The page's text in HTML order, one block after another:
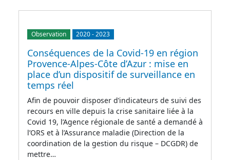
Observation 2020-2023
Conséquences de la Covid-19 en région
Provence-Alpes-Côte d’Azur : mise en
place d’un dispositif de surveillance en
temps réel
Afin de pouvoir disposer d’indicateurs de suivi des
recours en ville depuis la crise sanitaire liée à la
Covid 19, l’Agence régionale de santé a demandé à
l’ORS et à l’Assurance maladie (Direction de la
coordination de la gestion du risque – DCGDR) de
mettre…